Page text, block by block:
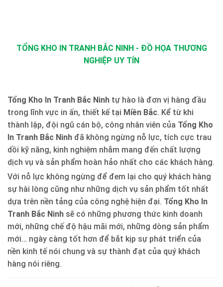
TỔNG KHO IN TRANH BẮC NINH - ĐỒ HỌA THƯƠNG
NGHIỆP UY TÍN
Tổng Kho In Tranh Bắc Ninh tự hào là đơn vị hàng đầu
trong lĩnh vực in ấn, thiết kế tại Miền Bắc. Kể từ khi
thành lập, đội ngũ cán bộ, công nhân viên của Tổng Kho
In Tranh Bắc Ninh đã không ngừng nỗ lực, tích cực trau
dồi kỹ năng, kinh nghiệm nhằm mang đến chất lượng
dịch vụ và sản phẩm hoàn hảo nhất cho các khách hàng.
Với nỗ lực không ngừng để đem lại cho quý khách hàng
sự hài lòng cũng như những dịch vụ sản phẩm tốt nhất
dựa trên nền tảng của công nghệ hiện đại. Tổng Kho In
Tranh Bắc Ninh sẽ có những phương thức kinh doanh
mới, những chế độ hậu mãi mới, những dòng sản phẩm
mới… ngày càng tốt hơn để bắt kịp sự phát triển của
nền kinh tế nói chung và sự thành đạt của quý khách
hàng nói riêng.